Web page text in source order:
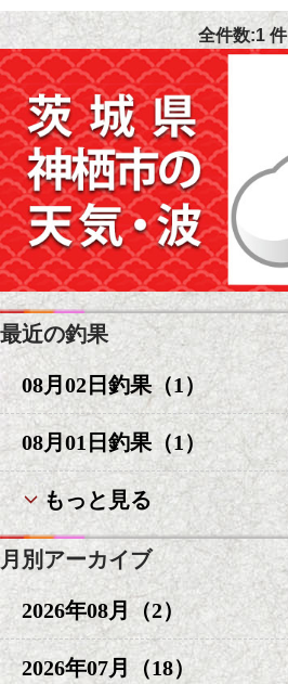
全件数:1 件
最近の釣果
08月02日釣果（1）
08月01日釣果（1）
もっと見る
月別アーカイブ
2026年08月（2）
2026年07月（18）